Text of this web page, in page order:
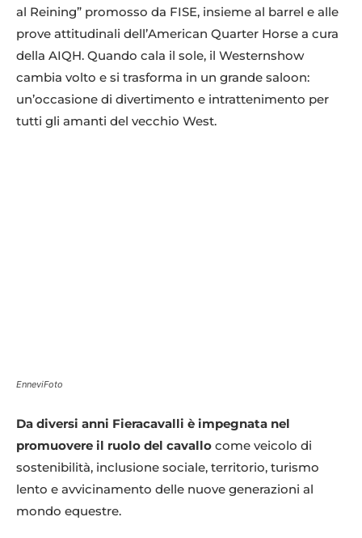
al Reining” promosso da FISE, insieme al barrel e alle
prove attitudinali dell’American Quarter Horse a cura
della AIQH. Quando cala il sole, il Westernshow
cambia volto e si trasforma in un grande saloon:
un’occasione di divertimento e intrattenimento per
tutti gli amanti del vecchio West.
EnneviFoto
Da diversi anni Fieracavalli è impegnata nel
promuovere il ruolo del cavallo come veicolo di
sostenibilità, inclusione sociale, territorio, turismo
lento e avvicinamento delle nuove generazioni al
mondo equestre.